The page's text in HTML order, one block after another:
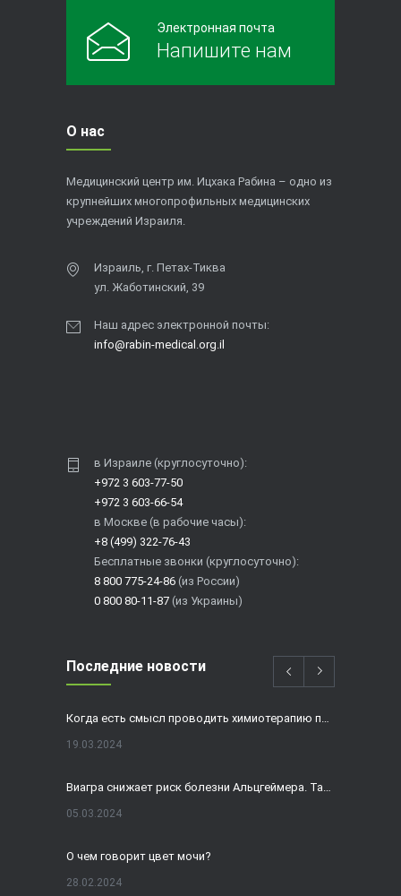
Электронная почта
Напишите нам
О нас
Медицинский центр им. Ицхака Рабина – одно из
крупнейших многопрофильных медицинских
учреждений Израиля.
Израиль, г. Петах-Тиква
ул. Жаботинский, 39
Наш адрес электронной почты:
info@rabin-medical.org.il
в Израиле (круглосуточно):
+972 3 603-77-50
+972 3 603-66-54
в Москве (в рабочие часы):
+8 (499) 322-76-43
Бесплатные звонки (круглосуточно):
8 800 775-24-86 (из России)
0 800 80-11-87 (из Украины)
Последние новости
19.03.2024
05.03.2024
О чем говорит цвет мочи?
28.02.2024